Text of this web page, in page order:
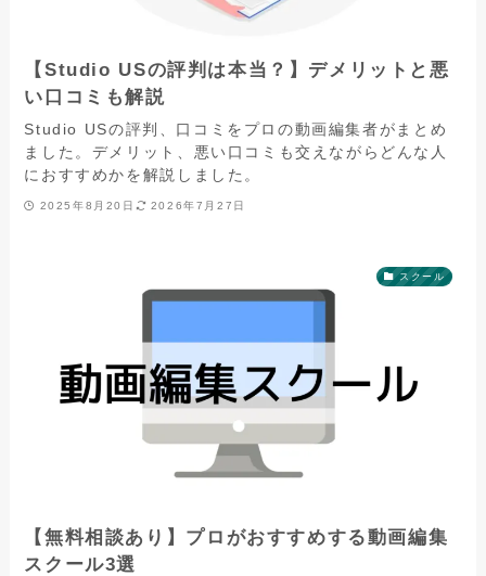
【Studio USの評判は本当？】デメリットと悪
い口コミも解説
Studio USの評判、口コミをプロの動画編集者がまとめ
ました。デメリット、悪い口コミも交えながらどんな人
におすすめかを解説しました。
2025年8月20日 2026年7月27日
スクール
【無料相談あり】プロがおすすめする動画編集
スクール3選